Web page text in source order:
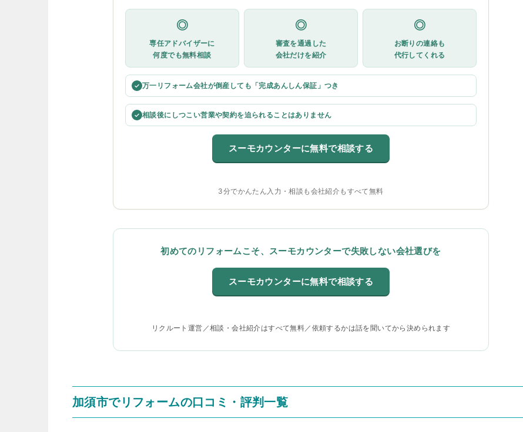
◎
専任アドバイザーに
何度でも無料相談
◎
審査を通過した
会社だけを紹介
◎
お断りの連絡も
代行してくれる
✓ 万一リフォーム会社が倒産しても「完成あんしん保証」つき
✓ 相談後にしつこい営業や契約を迫られることはありません
スーモカウンターに無料で相談する
3分でかんたん入力・相談も会社紹介もすべて無料
初めてのリフォームこそ、スーモカウンターで失敗しない会社選びを
スーモカウンターに無料で相談する
リクルート運営／相談・会社紹介はすべて無料／依頼するかは話を聞いてから決められます
加須市でリフォームの口コミ・評判一覧